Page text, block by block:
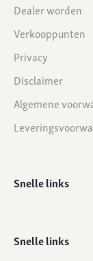
Dealer worden
Verkooppunten
Privacy
Disclaimer
Algemene
Snelle links
Snelle links